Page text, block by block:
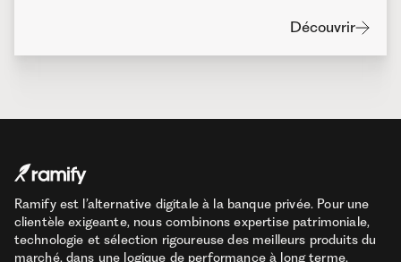
Découvrir
Ramify est l’alternative digitale à la banque privée. Pour une
clientèle exigeante, nous combinons expertise patrimoniale,
technologie et sélection rigoureuse des meilleurs produits du
marché, dans une logique de performance à long terme.